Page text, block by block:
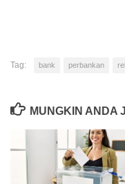
Tag: bank perbankan
MUNGKIN ANDA